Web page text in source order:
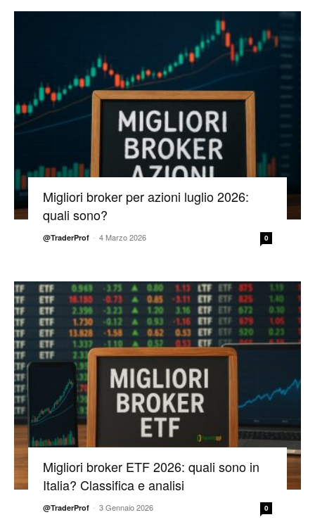
Migliori broker per azioni luglio 2026:
quali sono?
@TraderProf - 4 Marzo 2026 0
Migliori broker ETF 2026: quali sono in
Italia? Classifica e analisi
@TraderProf - 3 Gennaio 2026 0